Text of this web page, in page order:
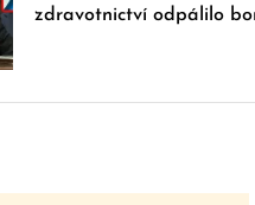
zdravotnictví odpálilo